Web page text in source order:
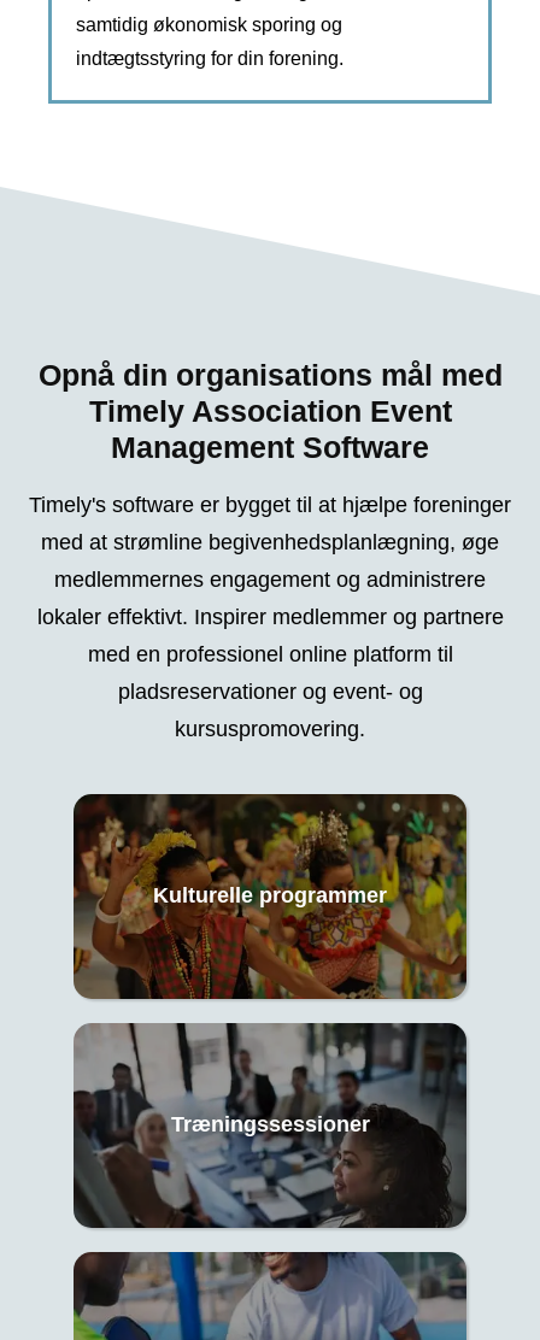
samtidig økonomisk sporing og
indtægtsstyring for din forening.
Opnå din organisations mål med
Timely Association Event
Management Software
Timely's software er bygget til at hjælpe foreninger
med at strømline begivenhedsplanlægning, øge
medlemmernes engagement og administrere
lokaler effektivt. Inspirer medlemmer og partnere
med en professionel online platform til
pladsreservationer og event- og
kursuspromovering.
Kulturelle programmer
Træningssessioner